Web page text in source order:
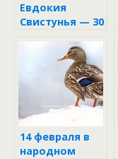
Евдокия
Свистунья — 30
ветров и
особых
традиций
14 февраля в
народном